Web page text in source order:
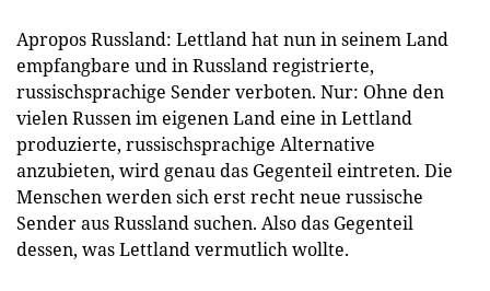
Apropos Russland: Lettland hat nun in seinem Land
empfangbare und in Russland registrierte,
russischsprachige Sender verboten. Nur: Ohne den
vielen Russen im eigenen Land eine in Lettland
produzierte, russischsprachige Alternative
anzubieten, wird genau das Gegenteil eintreten. Die
Menschen werden sich erst recht neue russische
Sender aus Russland suchen. Also das Gegenteil
dessen, was Lettland vermutlich wollte.